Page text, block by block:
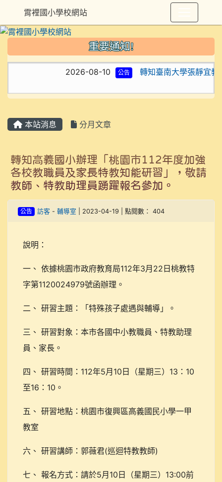
重要通知!
2026-08-10 公告 轉知臺南大學張靜宜教
本站消息 分月文章
轉知高義國小辦理「桃園市112年度加強
各校教職員及家長特教知能研習」，敬請
教師、特教助理員踴躍報名參加。
公告 訪客- 輔導室 | 2023-04-19 | 點閱數： 404
說明：
一、 依據桃園市政府教育局112年3月22日桃教特
字第1120024979號函辦理。
二、 研習主題：「特殊孩子處遇與輔導」。
三、 研習對象：本市各國中小教職員、特教助理
員、家長。
四、 研習時間：112年5月10日（星期三）13：10
至16：10。
五、 研習地點：桃園市復興區高義國民小學一甲
教室
六、 研習講師：郭薇君(巡迴特教教師)
七、 報名方式：請於5月10日（星期三）13:00前
霄裡國小學校網站